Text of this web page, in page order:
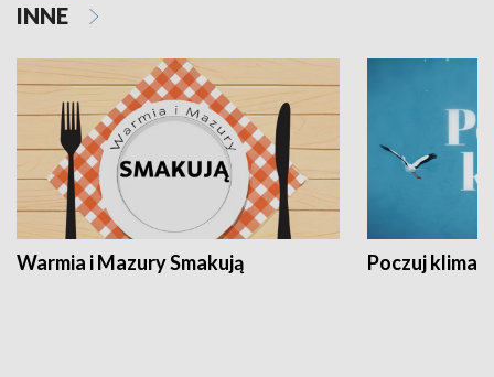
INNE
Warmia i Mazury Smakują Poczuj klimat